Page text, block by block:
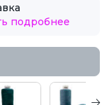
подробнее